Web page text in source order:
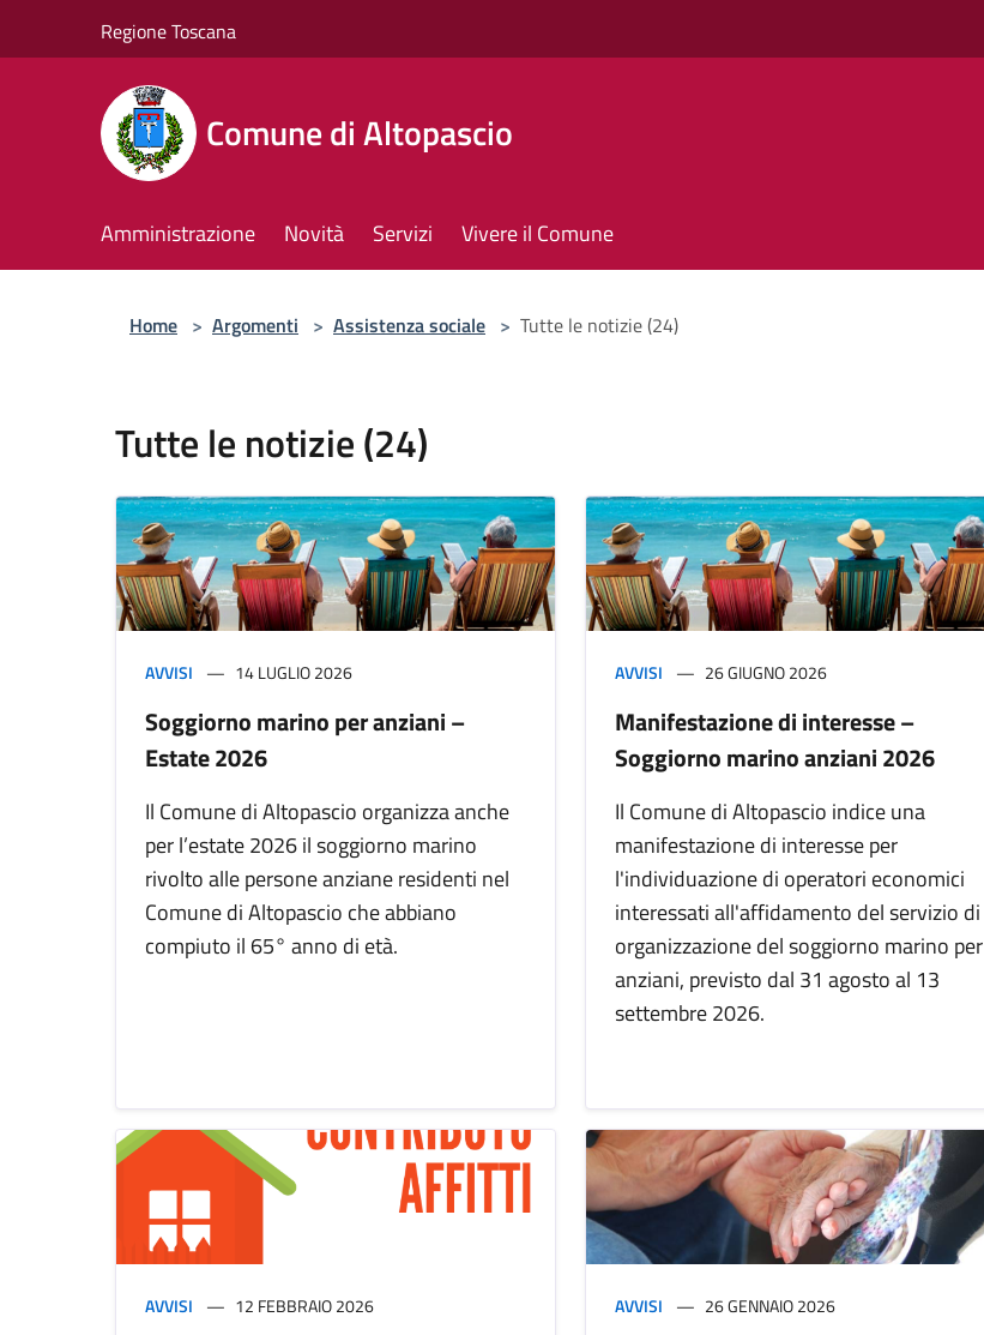
Regione Toscana
Comune di Altopascio
Amministrazione Novità Servizi Vivere il Comune
Home > Argomenti > Assistenza sociale > Tutte le notizie (24)
Tutte le notizie (24)
AVVISI 14 LUGLIO 2026
Soggiorno marino per anziani –
Estate 2026
Il Comune di Altopascio organizza anche
per l’estate 2026 il soggiorno marino
rivolto alle persone anziane residenti nel
Comune di Altopascio che abbiano
compiuto il 65° anno di età.
AVVISI 26 GIUGNO 2026
Manifestazione di interesse –
Soggiorno marino anziani 2026
Il Comune di Altopascio indice una
manifestazione di interesse per
l'individuazione di operatori economici
interessati all'affidamento del servizio di
organizzazione del soggiorno marino per
anziani, previsto dal 31 agosto al 13
settembre 2026.
AVVISI 12 FEBBRAIO 2026 AVVISI 26 GENNAIO 2026